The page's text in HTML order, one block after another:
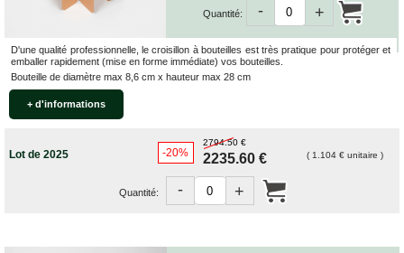
D'une qualité professionnelle, le croisillon à bouteilles est très pratique pour protéger et
emballer rapidement (mise en forme immédiate) vos bouteilles.
Bouteille de diamètre max 8,6 cm x hauteur max 28 cm
+ d'informations
Quantité: +
-
Lot de 2025 -20%
2794.50 €
2235.60 € ( 1.104 € unitaire )
Quantité: +
-